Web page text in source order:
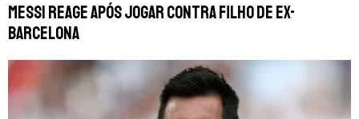
Messi reage após jogar contra filho de ex-
Barcelona